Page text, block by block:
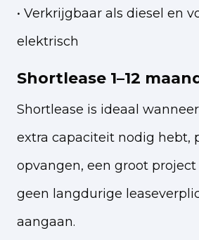
• Verkrijgbaar als diesel en
elektrisch
Shortlease 1–12
Shortlease is ideaal
extra capaciteit nodig hebt,
opvangen, een groot
geen langdurige
aangaan.